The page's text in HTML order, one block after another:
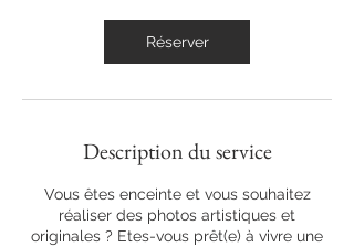
Réserver
Description du service
Vous êtes enceinte et vous souhaitez
réaliser des photos artistiques et
originales ? Etes-vous prêt(e) à vivre une